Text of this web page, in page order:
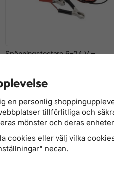
Spänningstestare 6–24 V –
476 kr
en personlig
tillförlitliga och
mönster och deras
cookies eller välj vilka
nedan.